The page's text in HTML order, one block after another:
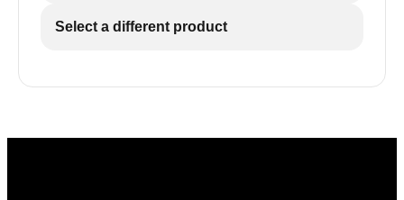
Select a different product